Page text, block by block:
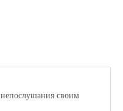
своим